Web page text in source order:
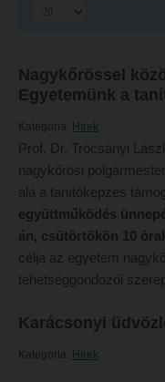
Szabályzatok
Határozatok
Nemzetközi mobilitás
Történeti áttekintés
Hasznos linkek
Református Pedagógiai
Hittanoktató- és
Gyakorlati és
Minőségbiztosítás
Oktatóink
Szabályzatok
Nemzetközi mobilitás
Nagykőrössel
Egyetemünk a
Kategória: Hírek
Prof. Dr. Trócsányi
nagykőrösi
alá a tanítóképzés
együttműködés
án, csütörtökön 10
célja az egyetem
tehetséggondozói
Karácsonyi
Kategória: Hírek